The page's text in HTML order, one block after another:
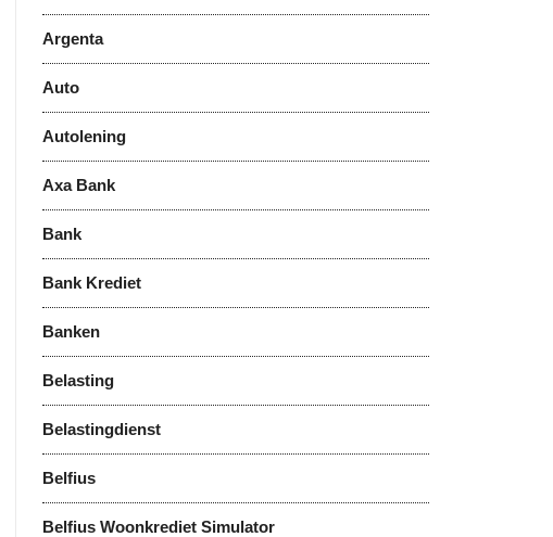
Argenta
Auto
Autolening
Axa Bank
Bank
Bank Krediet
Banken
Belasting
Belastingdienst
Belfius
Belfius Woonkrediet Simulator